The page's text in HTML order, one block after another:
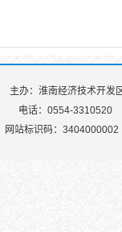
主办：淮南经济技术开发
电话：0554-3310520
网站标识码：3404000002